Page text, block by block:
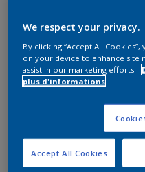
Quantité
Ce produit n'est pas
peut être acheté que
We respect your privacy.
By clicking “Accept All
on your device to enhance site
assist in our marketing efforts.
plus d'informations
Accept All Cookies